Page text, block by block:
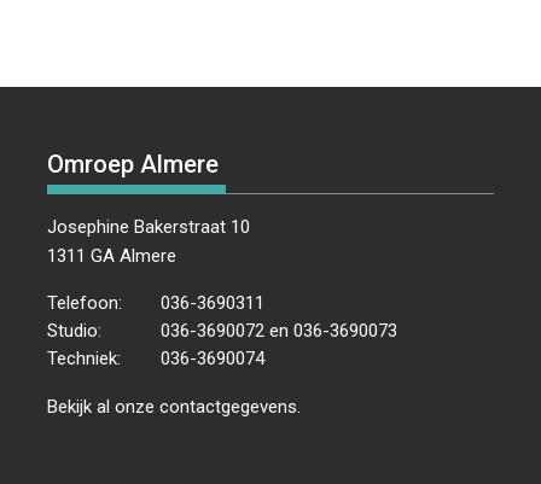
Omroep Almere
Josephine Bakerstraat 10
1311 GA Almere
Telefoon:
036-3690311
Studio:
036-3690072 en 036-3690073
Techniek:
036-3690074
Bekijk al onzecontactgegevens